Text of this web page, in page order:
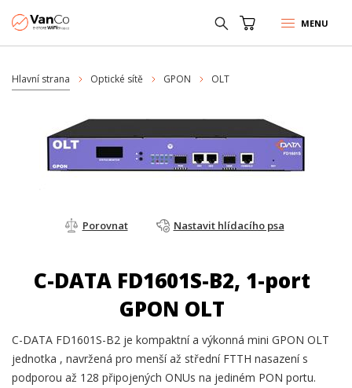
MENU
Hlavní strana Optické sítě GPON OLT
Porovnat Nastavit hlídacího psa
C-DATA FD1601S-B2, 1-port
GPON OLT
C-DATA FD1601S-B2 je kompaktní a výkonná mini GPON OLT
jednotka , navržená pro menší až střední FTTH nasazení s
podporou až 128 připojených ONUs na jediném PON portu.